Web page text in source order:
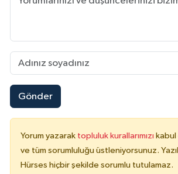
Gönder
Yorum yazarak topluluk kurallarımızı
ve tüm sorumluluğu üstleniyorsunuz.
Hürses hiçbir şekilde sorumlu tutulamaz.